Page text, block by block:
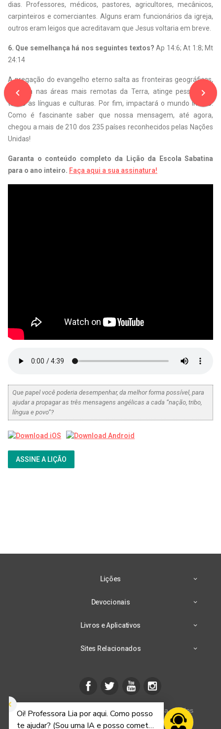
navigate_before
dias. Professores, médicos, pastores, agricultores, mecânicos,
carpinteiros e comerciantes. Alguns eram funcionários da igreja,
outros eram leigos que acreditavam que Jesus voltaria em breve.
6. Que semelhança há nos seguintes textos? Ap 14:6; At 1:8; Mt
24:14
A pregação do evangelho eterno salta as fronteiras geográficas,
penetra nas áreas mais remotas da Terra, atinge pessoas de
todas as línguas e culturas. Por fim, impactará o mundo inteiro.
Como é fascinante saber que nossa mensagem, até agora,
chegou a mais de 210 dos 235 países reconhecidos pelas Nações
Unidas!
Garanta o conteúdo completo da Lição da Escola Sabatina
para o ano inteiro. Faça aqui a sua assinatura!
Que papel você poderia desempenhar, da melhor forma possível, para
ajudar a propagar as três mensagens angélicas a cada “nação, tribo,
língua e povo”?
ASSINE A LIÇÃO
navigate_next
Lições
Devocionais
Livros e Aplicativos
Sites Relacionados
CPB mais - © 2026 Casa Publicadora Brasileira - Todos
os direitos reservados.